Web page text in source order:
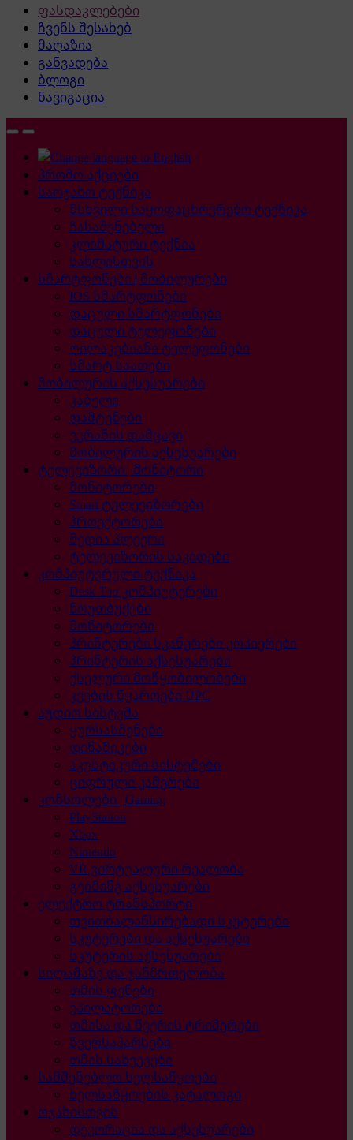
ფასდაკლებები
ჩვენს შესახებ
მაღაზია
განვადება
ბლოგი
ნავიგაცია
პრომო აქციები
საოჯახო ტექნიკა
მსხვილი საყოფაცხოვრებო ტექნიკა
ჩასაშენებელი
კლიმატური ტექნია
სახლისთვის
სმარტფონები | მობილურები
IOS სმარტფონები
დაცული სმარტფონები
დაცული ტელეფონები
ღილაკებიანი ტელეფონები
სმარტ საათები
მობილურის აქსესუარები
კაბელი
დამტენები
ეკრანის დამცავი
მობილურის აქსესუარები
ტელევიზორი | მონიტორი
მონიტორები
Smart ტელევიზორები
პროექტორები
მედია პლეერი
ტელევიზორის საკიდები
კომპიუტერული ტექნიკა
Desk Top კომპიუტერები
ნოუთბუქები
მონიტორები
პრინტერები სკანერები კოპიერები
პრინტერის აქსესუარები
ქსელური მოწყობილობები
კვების წყაროები UPC
აუდიო სისტემა
ყურსასმენები
დინამიკები
აკუსტიკური სისტემები
ციფრული კამერები
კონსოლები | Gaming
PlayStation
Xbox
Nintendo
VR ვირტუალური რეალობა
გეიმინგ აქსესუარები
ელექტრო ტრანსპორტი
თვითბალანსირებადი სკუტერები
სკუტერები და აქსესუარები
სკუტერის აქსესუარები
სილამაზე და ჯანმრთელობა
თმის ფენები
ეპილატორები
თმისა და წვერის ტრიმერები
წვერსაპარსები
თმის სახვევები
სამშენებლო ხელსაწყოები
ხელსაწყოების კატალოგი
ოჯახისთვის
დეკორაცია და აქსესუარები